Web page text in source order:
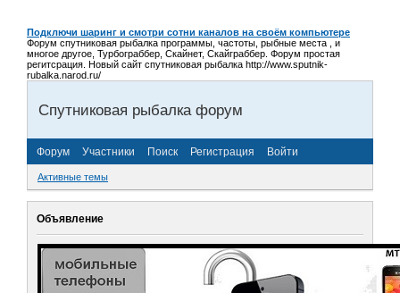
Подключи шаринг и смотри сотни каналов на своём компьютере
Форум спутниковая рыбалка программы, частоты, рыбные места , и
многое другое, Турбограббер, Скайнет, Скайграббер. Форум простая
регитсрация. Новый сайт спутниковая рыбалка http://www.sputnik-
rubalka.narod.ru/
Спутниковая рыбалка форум
Форум Участники Поиск Регистрация Войти
Активные темы
Объявление